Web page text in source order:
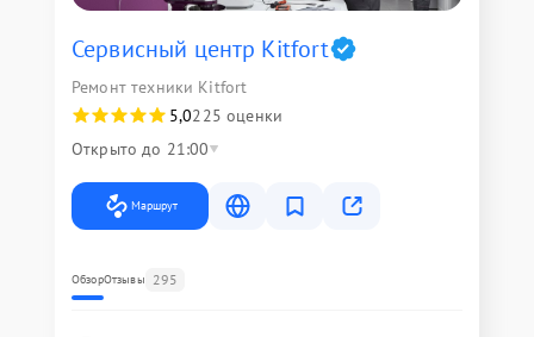
Сервисный центр Kitfort
Ремонт техники Kitfort
5,0225 оценки
Открыто до 21:00
Маршрут
ОбзорОтзывы 295